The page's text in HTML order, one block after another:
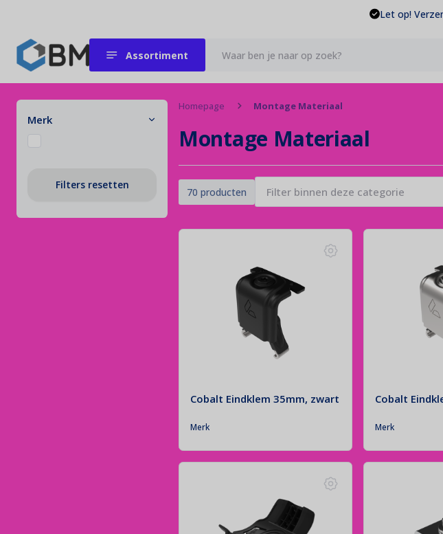
Let op!
Assortiment
Laat de zon maar schijnen!
Kracht uit elke zonnestraal!
Maximale controle over je eigen stroom!
Merken
Aiko
Longi
Merk
Filters resetten
Homepage Montage Materiaal
Montage Materiaal
70 producten
Cobalt Eindklem 35mm, zwart
Merk
Cobalt
Merk